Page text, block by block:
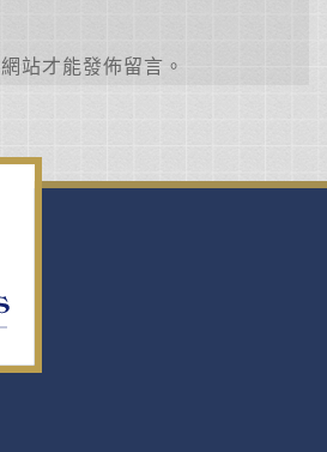
網站才能發佈留言。